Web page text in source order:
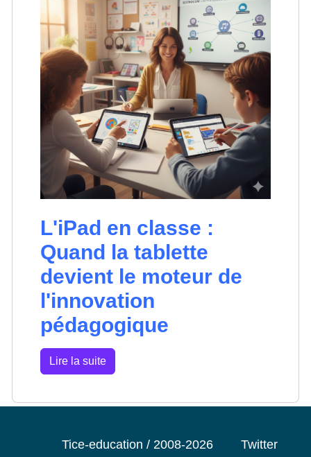
L'iPad en classe :
Quand la tablette
devient le moteur de
l'innovation
pédagogique
Lire la suite
Tice-education / 2008-2026 Twitter